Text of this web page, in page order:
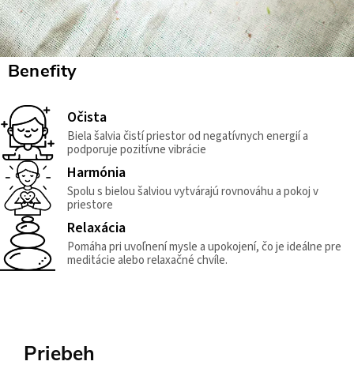
Benefity
Očista
Biela šalvia čistí priestor od negatívnych energií a
podporuje pozitívne vibrácie
Harmónia
Spolu s bielou šalviou vytvárajú rovnováhu a pokoj v
priestore
Relaxácia
Pomáha pri uvoľnení mysle a upokojení, čo je ideálne pre
meditácie alebo relaxačné chvíle.
Priebeh